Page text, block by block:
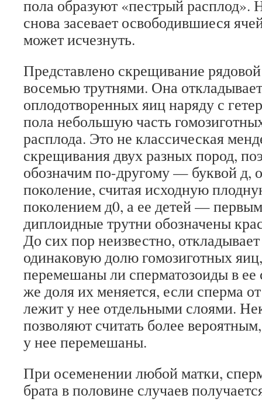
пола образуют «пестрый расплод».
снова засевает освободившиеся
может исчезнуть.
Представлено скрещивание
восемью трутнями. Она
оплодотворенных яиц наряду с
пола небольшую часть
расплода. Это не классическая
скрещивания двух разных пород,
обозначим по-другому — буквой д,
поколение, считая исходную
поколением д0, а ее детей —
диплоидные трутни обозначены
До сих пор неизвестно,
одинаковую долю гомозиготных
перемешаны ли сперматозоиды в
же доля их меняется, если сперма
лежит у нее отдельными слоями.
позволяют считать более
у нее перемешаны.
При осеменении любой матки,
брата в половине случаев